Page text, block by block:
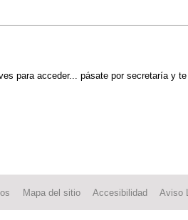
para acceder... pásate por secretaría y
Mapa del sitio Accesibilidad Aviso